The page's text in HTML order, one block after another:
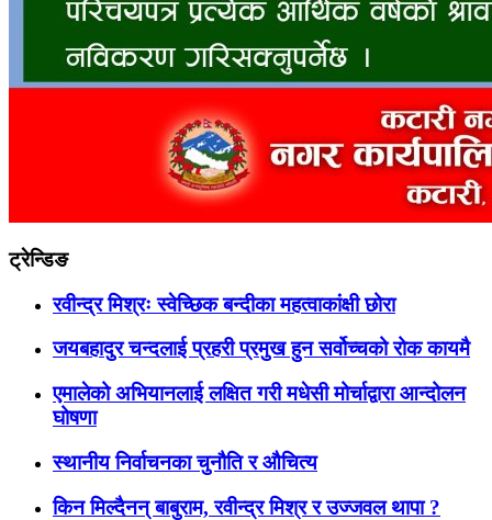
ट्रेन्डिङ
रवीन्द्र मिश्रः स्वेच्छिक बन्दीका महत्वाकांक्षी छोरा
जयबहादुर चन्दलाई प्रहरी प्रमुख हुन सर्वोच्चको रोक कायमै
एमालेको अभियानलाई लक्षित गरी मधेसी मोर्चाद्वारा आन्दोलन
घोषणा
स्थानीय निर्वाचनका चुनौति र औचित्य
किन मिल्दैनन् बाबुराम, रवीन्द्र मिश्र र उज्जवल थापा ?